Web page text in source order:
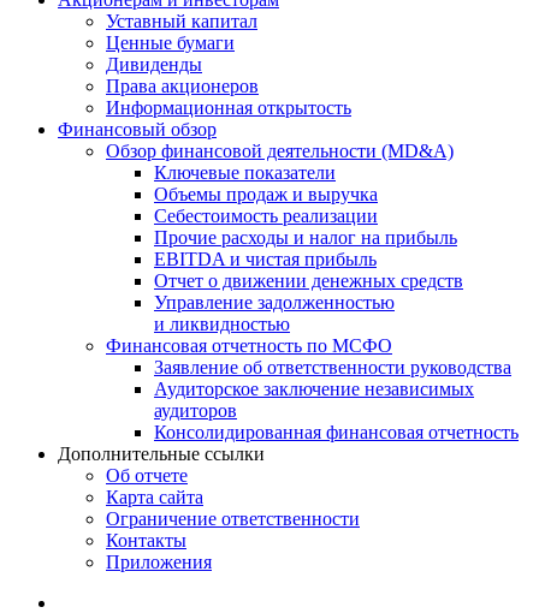
Уставный капитал
Ценные бумаги
Дивиденды
Права акционеров
Информационная открытость
Финансовый обзор
Обзор финансовой деятельности (MD&A)
Ключевые показатели
Объемы продаж и выручка
Себестоимость реализации
Прочие расходы и налог на прибыль
EBITDA и чистая прибыль
Отчет о движении денежных средств
Управление задолженностью
и ликвидностью
Финансовая отчетность по МСФО
Заявление об ответственности руководства
Аудиторское заключение независимых
аудиторов
Консолидированная финансовая отчетность
Дополнительные ссылки
Об отчете
Карта сайта
Ограничение ответственности
Контакты
Приложения